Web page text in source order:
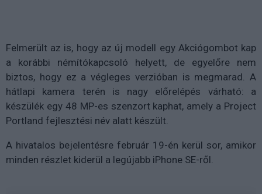
Felmerült az is, hogy az új modell egy Akciógombot kap
a korábbi némítókapcsoló helyett, de egyelőre nem
biztos, hogy ez a végleges verzióban is megmarad. A
hátlapi kamera terén is nagy előrelépés várható: a
készülék egy 48 MP-es szenzort kaphat, amely a Project
Portland fejlesztési név alatt készült.
A hivatalos bejelentésre február 19-én kerül sor, amikor
minden részlet kiderül a legújabb iPhone SE-ről.